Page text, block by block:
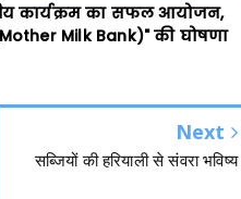
कार्यक्रम का सफल आयोजन,
Milk Bank)" की घोषणा
Next
सब्जियों की हरियाली से संवरा भविष्य